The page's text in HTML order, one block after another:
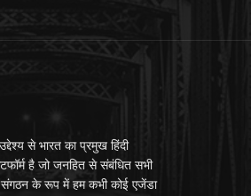
से भारत का प्रमुख हिंदी
है जो जनहित से संबंधित सभी
संगठन के रूप में हम कभी कोई एजेंडा